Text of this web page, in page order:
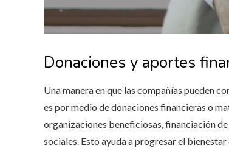
Donaciones y aportes
Una manera en que las compañías pueden
es por medio de donaciones financieras o
organizaciones beneficiosas, financiación
sociales. Esto ayuda a progresar el